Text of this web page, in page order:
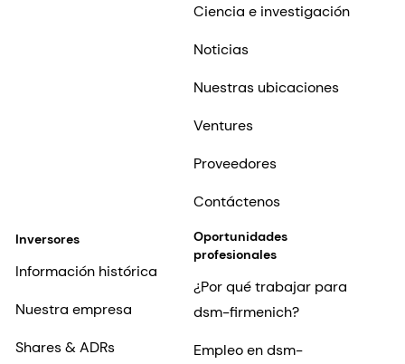
Ciencia e investigación
Noticias
Nuestras ubicaciones
Ventures
Proveedores
Contáctenos
Inversores
Información histórica
Nuestra empresa
Shares & ADRs
Oportunidades
profesionales
¿Por qué trabajar para
dsm-firmenich?
Empleo en dsm-